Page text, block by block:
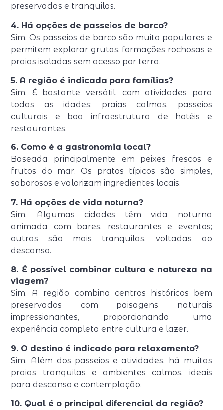
preservadas e tranquilas.
4. Há opções de passeios de barco?
Sim. Os passeios de barco são muito populares e
permitem explorar grutas, formações rochosas e
praias isoladas sem acesso por terra.
5. A região é indicada para famílias?
Sim. É bastante versátil, com atividades para
todas as idades: praias calmas, passeios
culturais e boa infraestrutura de hotéis e
restaurantes.
6. Como é a gastronomia local?
Baseada principalmente em peixes frescos e
frutos do mar. Os pratos típicos são simples,
saborosos e valorizam ingredientes locais.
7. Há opções de vida noturna?
Sim. Algumas cidades têm vida noturna
animada com bares, restaurantes e eventos;
outras são mais tranquilas, voltadas ao
descanso.
8. É possível combinar cultura e natureza na
viagem?
Sim. A região combina centros históricos bem
preservados com paisagens naturais
impressionantes, proporcionando uma
experiência completa entre cultura e lazer.
9. O destino é indicado para relaxamento?
Sim. Além dos passeios e atividades, há muitas
praias tranquilas e ambientes calmos, ideais
para descanso e contemplação.
10. Qual é o principal diferencial da região?